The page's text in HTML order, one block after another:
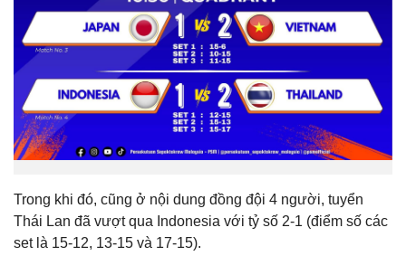
Trong khi đó, cũng ở nội dung đồng đội 4 người, tuyển
Thái Lan đã vượt qua Indonesia với tỷ số 2-1 (điểm số các
set là 15-12, 13-15 và 17-15).